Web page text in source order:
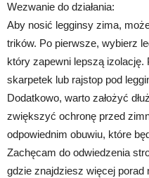
Wezwanie do działania:
Aby nosić legginsy zima,
trików. Po pierwsze, wybierz
który zapewni lepszą izolację.
skarpetek lub rajstop pod
Dodatkowo, warto założyć
zwiększyć ochronę przed
odpowiednim obuwiu, które
Zachęcam do odwiedzenia
gdzie znajdziesz więcej porad